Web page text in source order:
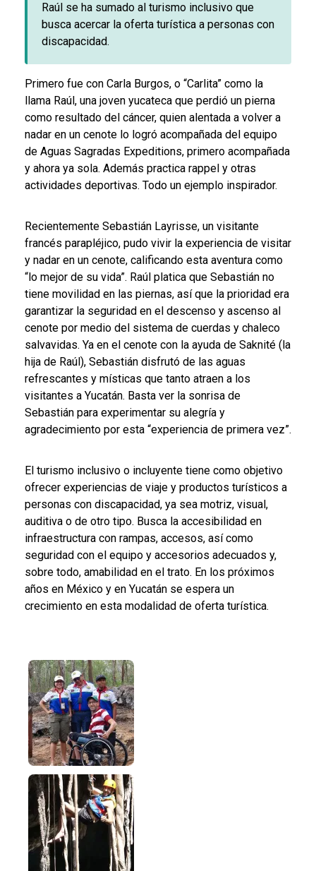
Raúl se ha sumado al turismo inclusivo que
busca acercar la oferta turística a personas con
discapacidad.
Primero fue con Carla Burgos, o “Carlita” como la
llama Raúl, una joven yucateca que perdió un pierna
como resultado del cáncer, quien alentada a volver a
nadar en un cenote lo logró acompañada del equipo
de Aguas Sagradas Expeditions, primero acompañada
y ahora ya sola. Además practica rappel y otras
actividades deportivas. Todo un ejemplo inspirador.
Recientemente Sebastián Layrisse, un visitante
francés parapléjico, pudo vivir la experiencia de visitar
y nadar en un cenote, calificando esta aventura como
“lo mejor de su vida”. Raúl platica que Sebastián no
tiene movilidad en las piernas, así que la prioridad era
garantizar la seguridad en el descenso y ascenso al
cenote por medio del sistema de cuerdas y chaleco
salvavidas. Ya en el cenote con la ayuda de Saknité (la
hija de Raúl), Sebastián disfrutó de las aguas
refrescantes y místicas que tanto atraen a los
visitantes a Yucatán. Basta ver la sonrisa de
Sebastián para experimentar su alegría y
agradecimiento por esta “experiencia de primera vez”.
El turismo inclusivo o incluyente tiene como objetivo
ofrecer experiencias de viaje y productos turísticos a
personas con discapacidad, ya sea motriz, visual,
auditiva o de otro tipo. Busca la accesibilidad en
infraestructura con rampas, accesos, así como
seguridad con el equipo y accesorios adecuados y,
sobre todo, amabilidad en el trato. En los próximos
años en México y en Yucatán se espera un
crecimiento en esta modalidad de oferta turística.